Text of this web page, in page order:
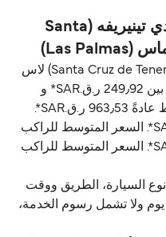
أسعار عبّارات سانتا كروث دي تينيريفه (Santa
أسعار سانتا كروث دي تينيريفه (Santa Cruz de Tenerife) لاس
بالماس (Las Palmas) عادةً تتراوح بين 249٫92 ر.ق.‏SAR* و
1٬557٫78 ر.ق.‏SAR*. السعر المتوسط عادةً 963٫53 ر.ق.‏SAR*.
أرخص سعر يبدأ من 249٫92 ر.ق.‏SAR*. السعر المتوسط للراكب
بدون سيارة هو SAR593٫04 ر.ق.‏SAR*. السعر المتوسط للراكب
السيارة، الطريق ووقت
الرحلة. الأسعار مأخوذة من آخر 30 يوم ولا تشمل رسوم الخدمة،